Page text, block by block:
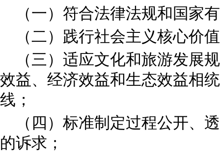
（一）符合法律法规和国家
（二）践行社会主义核心价
（三）适应文化和旅游发展
效益、经济效益和生态效益相
线；
（四）标准制定过程公开、
的诉求；